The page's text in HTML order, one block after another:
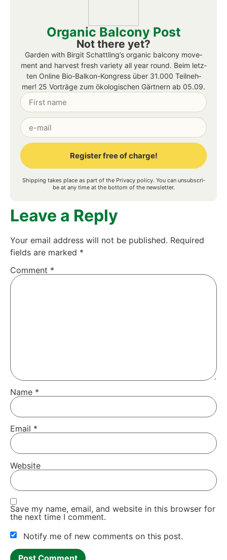
Orga­nic Bal­c­o­ny Post
Not the­re yet?
Gar­den with Bir­git Schattling’s orga­nic bal­c­o­ny move­
ment and har­ve­st fresh varie­ty all year round. Beim letz­
ten Online Bio-Bal­kon-Kon­gress über 31.000 Teil­neh­
mer! 25 Vor­trä­ge zum öko­lo­gi­schen Gärt­nern ab 05.09.
Register free of charge!
Ship­ping takes place as part of the Pri­va­cy poli­cy. You can unsub­scri­
be at any time at the bot­tom of the news­let­ter.
Lea­ve a Rep­ly
Your email address will not be published. Requi­red
fields are mark­ed *
Com­ment *
Name *
Email *
Web­site
Save my name, email, and web­site in this brow­ser for
the next time I com­ment.
Noti­fy me of new comm­ents on this post.